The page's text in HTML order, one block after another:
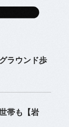
ラウンド歩
帯も【岩